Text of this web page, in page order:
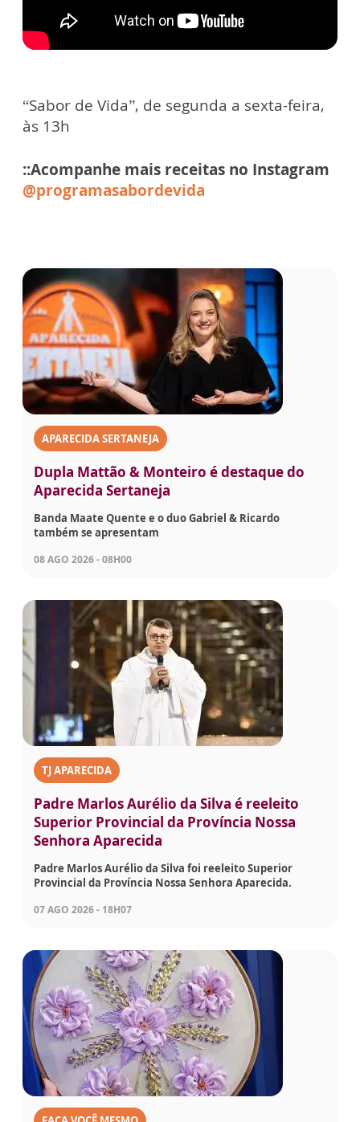
“Sabor de Vida”, de segunda a sexta-feira,
às 13h
::Acompanhe mais receitas no Instagram
@programasabordevida
APARECIDA SERTANEJA
Dupla Mattão & Monteiro é destaque do
Aparecida Sertaneja
Banda Maate Quente e o duo Gabriel & Ricardo
também se apresentam
08 AGO 2026 - 08H00
TJ APARECIDA
Padre Marlos Aurélio da Silva é reeleito
Superior Provincial da Província Nossa
Senhora Aparecida
Padre Marlos Aurélio da Silva foi reeleito Superior
Provincial da Província Nossa Senhora Aparecida.
07 AGO 2026 - 18H07